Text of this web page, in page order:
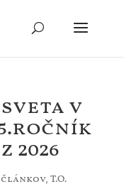
v
, T.O.